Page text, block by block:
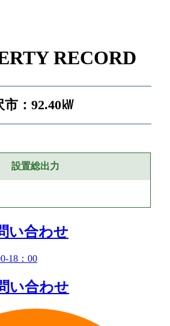
RECORD
：92.40㎾
設置総出力
い合わせ
18：00
い合わせ